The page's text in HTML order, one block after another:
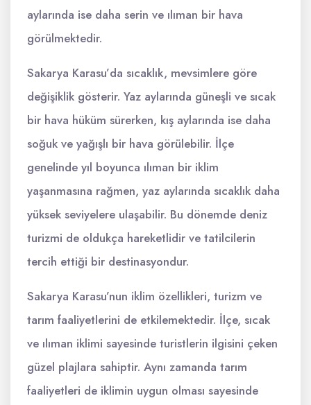
aylarında ise daha serin ve ılıman bir hava
görülmektedir.
Sakarya Karasu’da sıcaklık, mevsimlere göre
değişiklik gösterir. Yaz aylarında güneşli ve sıcak
bir hava hüküm sürerken, kış aylarında ise daha
soğuk ve yağışlı bir hava görülebilir. İlçe
genelinde yıl boyunca ılıman bir iklim
yaşanmasına rağmen, yaz aylarında sıcaklık daha
yüksek seviyelere ulaşabilir. Bu dönemde deniz
turizmi de oldukça hareketlidir ve tatilcilerin
tercih ettiği bir destinasyondur.
Sakarya Karasu’nun iklim özellikleri, turizm ve
tarım faaliyetlerini de etkilemektedir. İlçe, sıcak
ve ılıman iklimi sayesinde turistlerin ilgisini çeken
güzel plajlara sahiptir. Aynı zamanda tarım
faaliyetleri de iklimin uygun olması sayesinde